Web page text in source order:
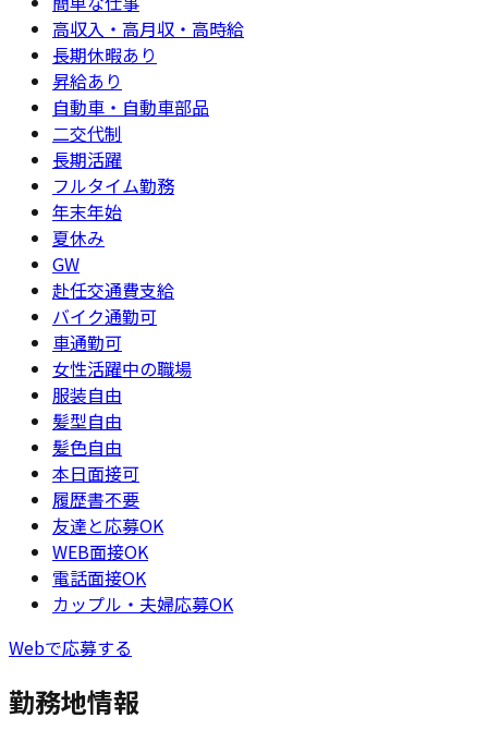
高収入・高月収・高時給
長期休暇あり
昇給あり
自動車・自動車部品
二交代制
長期活躍
フルタイム勤務
年末年始
夏休み
GW
赴任交通費支給
バイク通勤可
車通勤可
女性活躍中の職場
服装自由
髪型自由
髪色自由
本日面接可
履歴書不要
友達と応募OK
WEB面接OK
電話面接OK
カップル・夫婦応募OK
Webで応募する
勤務地情報